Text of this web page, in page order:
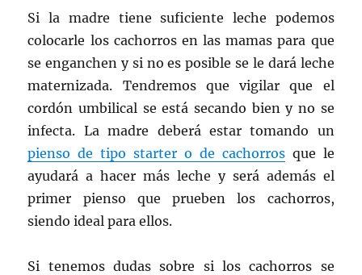
Si la madre tiene suficiente leche podemos
colocarle los cachorros en las mamas para que
se enganchen y si no es posible se le dará leche
maternizada. Tendremos que vigilar que el
cordón umbilical se está secando bien y no se
infecta. La madre deberá estar tomando un
pienso de tipo starter o de cachorrosque le
ayudará a hacer más leche y será además el
primer pienso que prueben los cachorros,
siendo ideal para ellos.
Si tenemos dudas sobre si los cachorros se